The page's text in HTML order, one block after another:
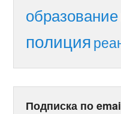
образование
полиция
Подписка по